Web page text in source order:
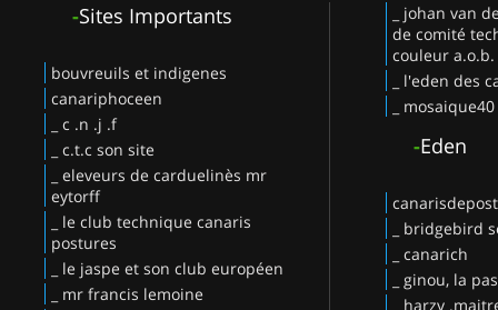
-Sites Importants
bouvreuils et indigenes
canariphoceen
_ c .n .j .f
_ c.t.c son site
_ eleveurs de carduelinès mr
eytorff
_ le club technique canaris
postures
_ le jaspe et son club européen
_ mr francis lemoine
_ johan van
de comité
couleur a.o.b.
_ l'eden des
_ mosaique40
-Eden
_ bridgebird
_ canarich
_ ginou, la
_ harzy